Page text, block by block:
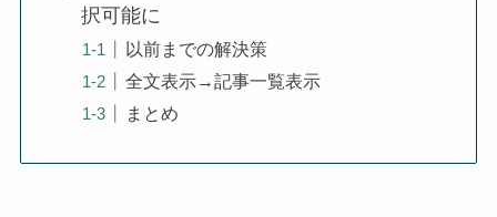
択可能に
以前までの解決策
全文表示→記事一覧表示
まとめ